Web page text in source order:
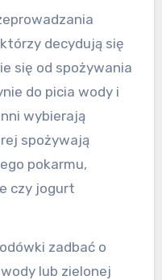
decydują się
się od spożywania
do picia wody i
wybierają
spożywają
pokarmu,
czy jogurt
zadbać o
lub zielonej